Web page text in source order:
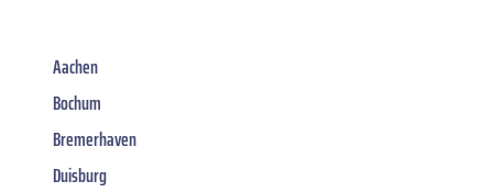
Aachen
Bochum
Bremerhaven
Duisburg